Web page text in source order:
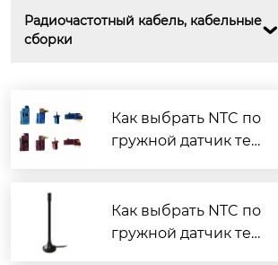
Радиочастотный кабель, кабельные
сборки

Как выбрать NTC по
гружной датчик тем
Как выбрать NTC по
гружной датчик тем